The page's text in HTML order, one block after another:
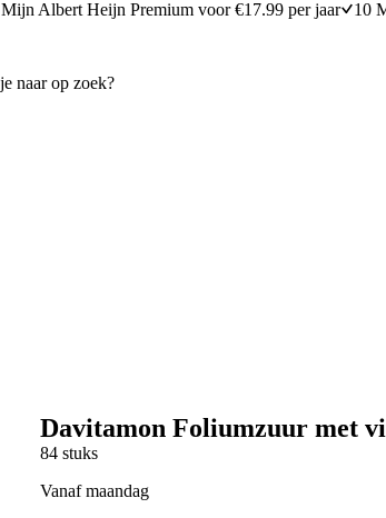
Mijn Albert Heijn Premium voor €17.99 per jaar 10
Davitamon Foliumzuur met
84 stuks
vanaf maandag